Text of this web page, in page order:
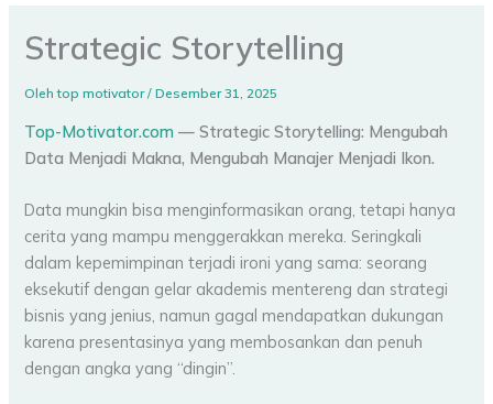
Strategic Storytelling
Olehtop motivator/Desember 31, 2025
Top-Motivator.com — Strategic Storytelling: Mengubah
Data Menjadi Makna, Mengubah Manajer Menjadi Ikon.
Data mungkin bisa menginformasikan orang, tetapi hanya
cerita yang mampu menggerakkan mereka. Seringkali
dalam kepemimpinan terjadi ironi yang sama: seorang
eksekutif dengan gelar akademis mentereng dan strategi
bisnis yang jenius, namun gagal mendapatkan dukungan
karena presentasinya yang membosankan dan penuh
dengan angka yang “dingin”.